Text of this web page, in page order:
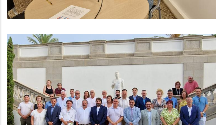
Es Constitueix El Consell
Comarcal Del Baix Penedès
Altres